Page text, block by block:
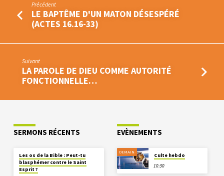
Précédent
LE BAPTÊME D'UN MATON DÉSESPÉRÉ
(ACTES 16.16-33)
Suivant
LA PAROLE DE DIEU COMME AUTORITÉ
FONCTIONNELLE…
SERMONS RÉCENTS
Les os de la Bible : Peut-tu
blasphémer contre le Saint
Esprit ?
EVÈNEMENTS
DEMAIN
Culte hebdo
10:30